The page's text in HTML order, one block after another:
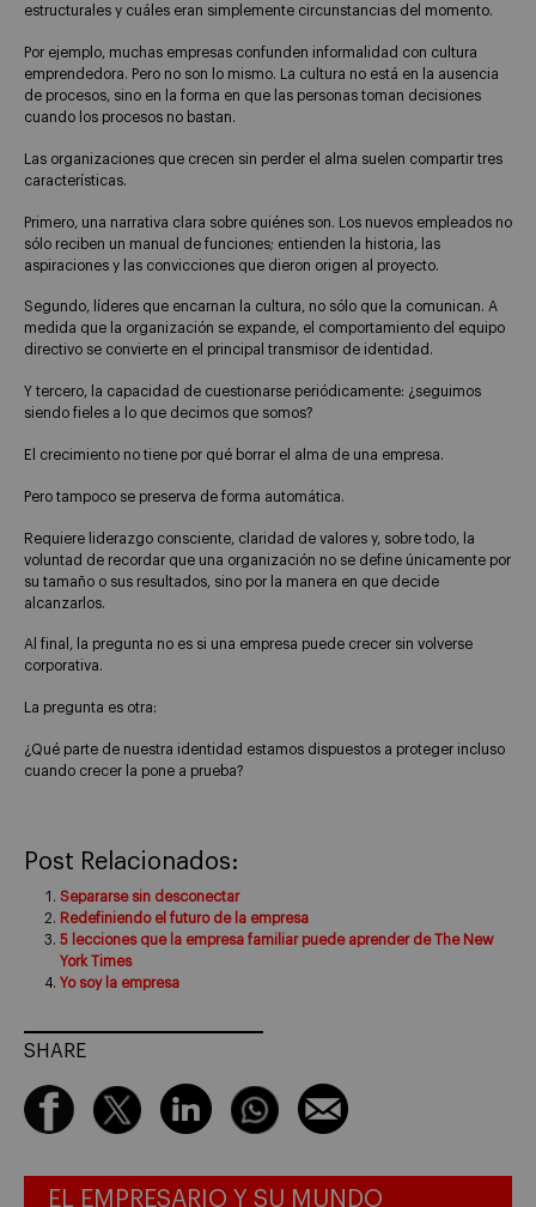
estructurales y cuáles eran simplemente circunstancias del momento.
Por ejemplo, muchas empresas confunden informalidad con cultura
emprendedora. Pero no son lo mismo. La cultura no está en la ausencia
de procesos, sino en la forma en que las personas toman decisiones
cuando los procesos no bastan.
Las organizaciones que crecen sin perder el alma suelen compartir tres
características.
Primero, una narrativa clara sobre quiénes son. Los nuevos empleados no
sólo reciben un manual de funciones; entienden la historia, las
aspiraciones y las convicciones que dieron origen al proyecto.
Segundo, líderes que encarnan la cultura, no sólo que la comunican. A
medida que la organización se expande, el comportamiento del equipo
directivo se convierte en el principal transmisor de identidad.
Y tercero, la capacidad de cuestionarse periódicamente: ¿seguimos
siendo fieles a lo que decimos que somos?
El crecimiento no tiene por qué borrar el alma de una empresa.
Pero tampoco se preserva de forma automática.
Requiere liderazgo consciente, claridad de valores y, sobre todo, la
voluntad de recordar que una organización no se define únicamente por
su tamaño o sus resultados, sino por la manera en que decide
alcanzarlos.
Al final, la pregunta no es si una empresa puede crecer sin volverse
corporativa.
La pregunta es otra:
¿Qué parte de nuestra identidad estamos dispuestos a proteger incluso
cuando crecer la pone a prueba?
Post Relacionados:
Separarse sin desconectar
Redefiniendo el futuro de la empresa
5 lecciones que la empresa familiar puede aprender de The New
York Times
Yo soy la empresa
SHARE
EL EMPRESARIO Y SU MUNDO